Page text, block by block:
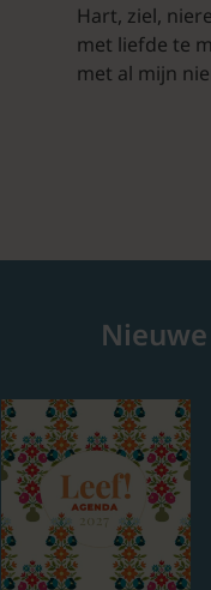
Hart, ziel,
met liefde te
met al mijn